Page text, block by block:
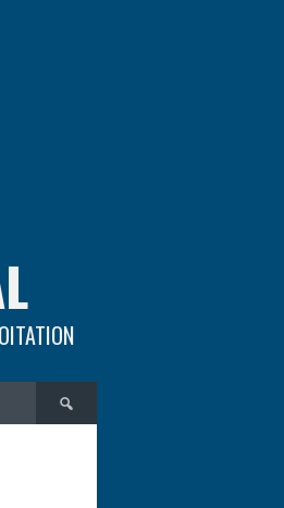
Rechercher :